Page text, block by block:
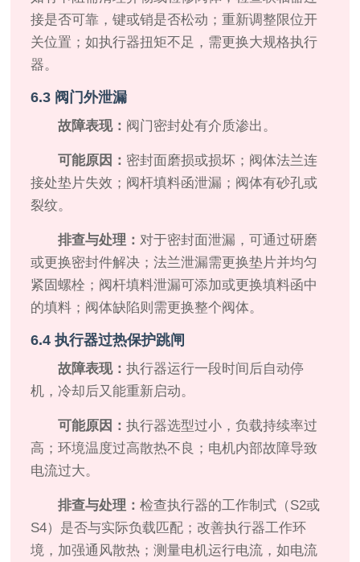
接是否可靠，键或销是否松动；重新调整限位开
关位置；如执行器扭矩不足，需更换大规格执行
器。
6.3 阀门外泄漏
故障表现： 阀门密封处有介质渗出。
可能原因： 密封面磨损或损坏；阀体法兰连
接处垫片失效；阀杆填料函泄漏；阀体有砂孔或
裂纹。
排查与处理：对于密封面泄漏，可通过研磨
或更换密封件解决；法兰泄漏需更换垫片并均匀
紧固螺栓；阀杆填料泄漏可添加或更换填料函中
的填料；阀体缺陷则需更换整个阀体。
6.4 执行器过热保护跳闸
故障表现：执行器运行一段时间后自动停
机，冷却后又能重新启动。
可能原因：执行器选型过小，负载持续率过
高；环境温度过高散热不良；电机内部故障导致
电流过大。
排查与处理：检查执行器的工作制式（S2或
S4）是否与实际负载匹配；改善执行器工作环
境，加强通风散热；测量电机运行电流，如电流